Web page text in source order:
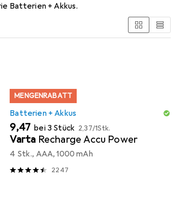
Batterien + Akkus.
MENGENRABATT
Batterien + Akkus
EUR
9,47 bei 3 Stück EUR
2,37/1Stk.
Varta Recharge Accu Power
4 Stk., AAA, 1000 mAh
2247